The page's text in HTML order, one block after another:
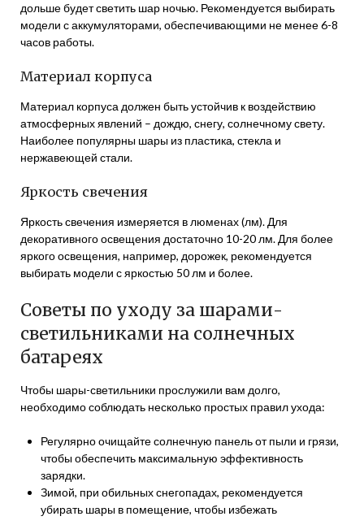
дольше будет светить шар ночью. Рекомендуется выбирать
модели с аккумуляторами, обеспечивающими не менее 6-8
часов работы.
Материал корпуса
Материал корпуса должен быть устойчив к воздействию
атмосферных явлений – дождю, снегу, солнечному свету.
Наиболее популярны шары из пластика, стекла и
нержавеющей стали.
Яркость свечения
Яркость свечения измеряется в люменах (лм). Для
декоративного освещения достаточно 10-20 лм. Для более
яркого освещения, например, дорожек, рекомендуется
выбирать модели с яркостью 50 лм и более.
Советы по уходу за шарами-
светильниками на солнечных
батареях
Чтобы шары-светильники прослужили вам долго,
необходимо соблюдать несколько простых правил ухода:
Регулярно очищайте солнечную панель от пыли и грязи,
чтобы обеспечить максимальную эффективность
зарядки.
Зимой, при обильных снегопадах, рекомендуется
убирать шары в помещение, чтобы избежать